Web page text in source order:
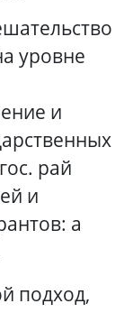
уровне
и
рай
и
а
подход,